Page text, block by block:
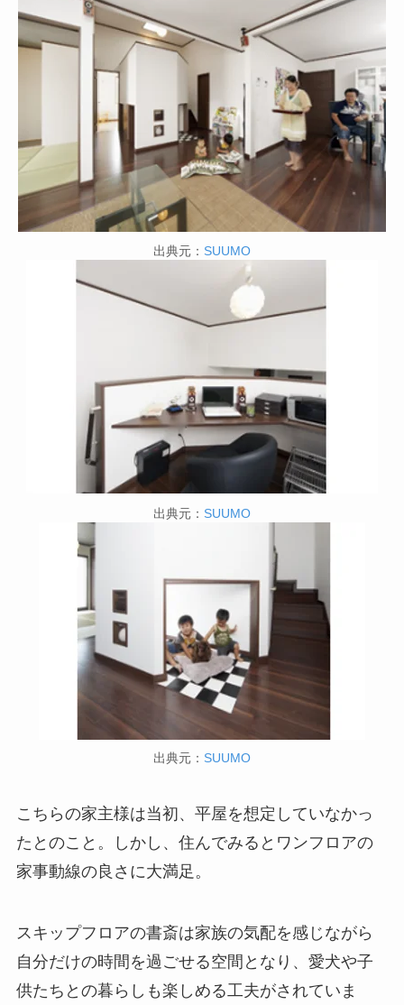
出典元： SUUMO
出典元： SUUMO
出典元： SUUMO
こちらの家主様は当初、平屋を想定していなかっ
たとのこと。しかし、住んでみるとワンフロアの
家事動線の良さに大満足。
スキップフロアの書斎は家族の気配を感じながら
自分だけの時間を過ごせる空間となり、愛犬や子
供たちとの暮らしも楽しめる工夫がされていま